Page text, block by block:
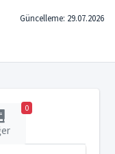
Güncelleme: 29.07.2026
0